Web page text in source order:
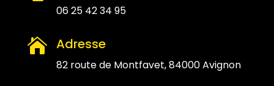
06 25 42 34 95
 Adresse
82 route de Montfavet, 84000 Avignon